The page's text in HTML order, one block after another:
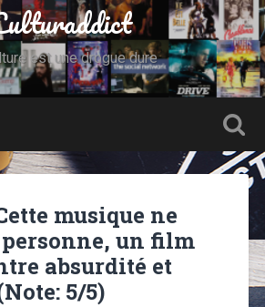
est une drogue dure
musique ne
un film
absurdité et
5/5)